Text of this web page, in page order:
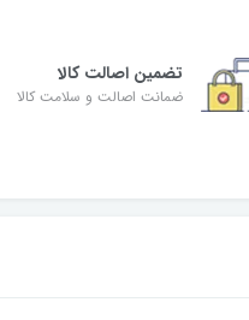
تضمین اصالت کالا
ضمانت اصالت و سلامت کالا